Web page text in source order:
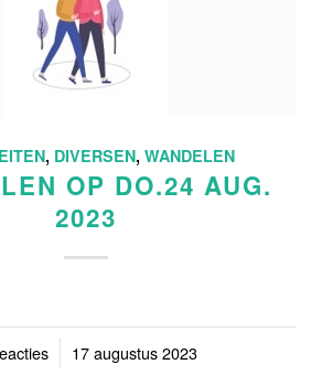
, DIVERSEN, WANDELEN
OP DO.24 AUG.
2023
17 augustus 2023